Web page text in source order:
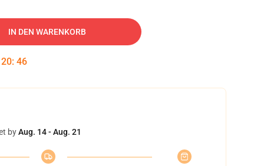
IN DEN WARENKORB
20: 45
byAug. 14 - Aug. 21